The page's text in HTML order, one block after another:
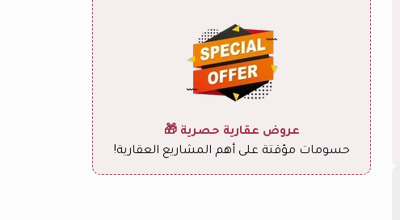
كم عددغرف المعيشة
عروض عقارية حصرية 🎁
حسومات مؤقتة على أهم المشاريع العقارية!